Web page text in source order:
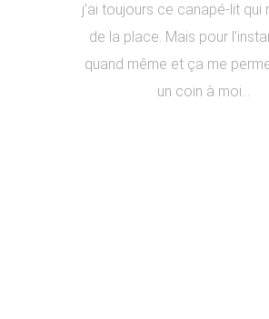
j’ai toujours ce canapé-lit qui
de la place. Mais pour
quand même et ça me
un coin à moi…